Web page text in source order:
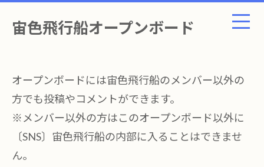
宙色飛行船オープンボード
オープンボードには宙色飛行船のメンバー以外の
方でも投稿やコメントができます。
※メンバー以外の方はこのオープンボード以外に
〔SNS〕宙色飛行船の内部に入ることはできませ
ん。